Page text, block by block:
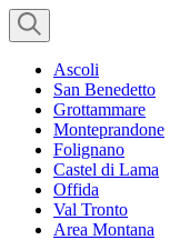
Ascoli
San Benedetto
Grottammare
Monteprandone
Folignano
Castel di Lama
Offida
Val Tronto
Area Montana